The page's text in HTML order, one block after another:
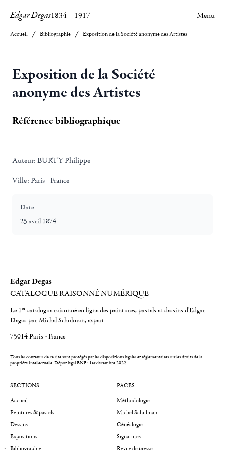
Edgar Degas1834– 1917 Menu
Accueil Bibliographie Exposition de la Société anonyme des Artistes
Exposition de la Société
anonyme des Artistes
Référence bibliographique
Auteur: BURTY Philippe
Ville: Paris - France
Date
25 avril 1874
Edgar Degas
CATALOGUE RAISONNÉ NUMÉRIQUE
Le 1er catalogue raisonné en ligne des peintures, pastels et dessins d'Edgar
Degas par Michel Schulman, expert
75014 Paris - France
Tous les contenus de ce site sont protégés par les dispositions légales et réglementaires sur les droits de la
propriété intellectuelle.Dépot légal BNF : 1er décembre 2022
SECTIONS
Accueil
Peintures & pastels
Dessins
Expositions
PAGES
Méthodologie
Michel Schulman
Généalogie
Signatures